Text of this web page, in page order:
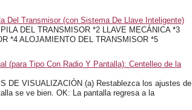
Del Transmisor (con Sistema De Llave Inteligente)
DEL TRANSMISOR *2 LLAVE MECÁNICA *3
*4 ALOJAMIENTO DEL TRANSMISOR *5
(para Tipo Con Radio Y Pantalla): Centelleo de la
DE VISUALIZACIÓN (a) Restablezca los ajustes de
se ve bien. OK: La pantalla regresa a la